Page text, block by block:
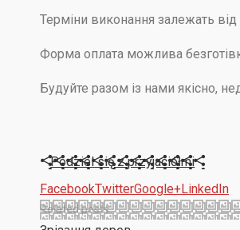
Терміни виконання залежать
Форма оплата можлива
Будуйте разом із нами якісно,
Podziel się z przyjaciółmi
FacebookTwitterGoogle+LinkedIn
Related posts